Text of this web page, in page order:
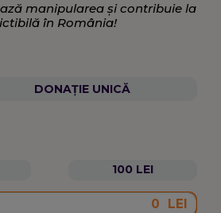
manipularea și contribuie la
în România!
DONAȚIE UNICĂ
100 LEI
LEI